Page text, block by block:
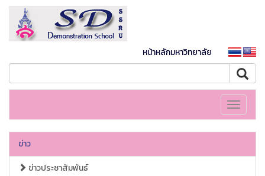
หน้าหลักมหาวิทยาลัย
Toggle
ข่าว
ข่าวประชาสัมพันธ์